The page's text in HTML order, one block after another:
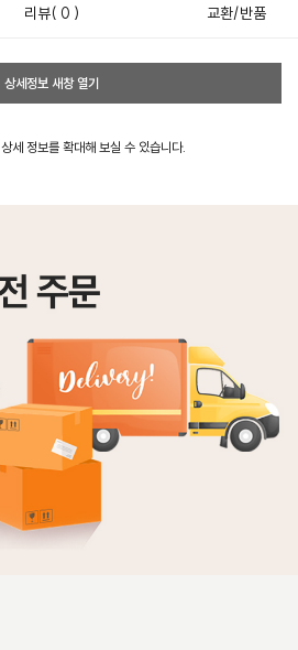
리뷰( 0 ) 교환/반품
상세정보 새창 열기
상세 정보를 확대해 보실 수 있습니다.